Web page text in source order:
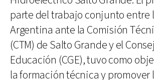
parte del trabajo conjunto entre
Argentina ante la Comisión
(CTM) de Salto Grande y el
Educación (CGE), tuvo como
la formación técnica y promover